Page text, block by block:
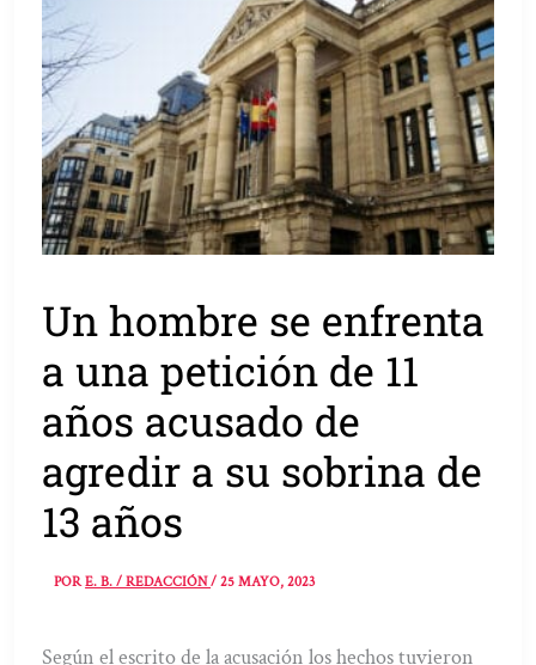
Un hombre se enfrenta
a una petición de 11
años acusado de
agredir a su sobrina de
13 años
PORE. B. / REDACCIÓN/25 MAYO, 2023
Según el escrito de la acusación los hechos tuvieron